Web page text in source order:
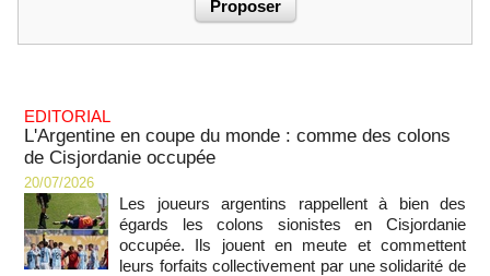
EDITORIAL
L'Argentine en coupe du monde : comme des colons
de Cisjordanie occupée
20/07/2026
Les joueurs argentins rappellent à bien des
égards les colons sionistes en Cisjordanie
occupée. Ils jouent en meute et commettent
leurs forfaits collectivement par une solidarité de